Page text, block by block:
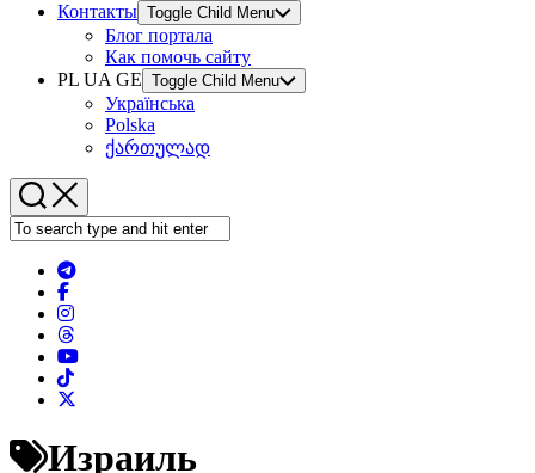
Контакты Toggle Child Menu
Блог портала
Как помочь сайту
PL UA GE Toggle Child Menu
Українська
Polska
ქართულად
Израиль